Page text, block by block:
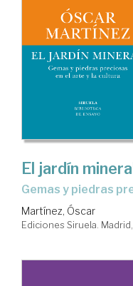
El jardín
Gemas y piedras
Martínez, Óscar
Ediciones Siruela.